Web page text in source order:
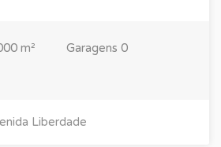
m² Garagens 0
Liberdade